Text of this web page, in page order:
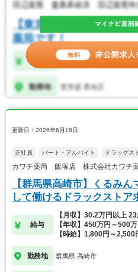
更新日：2026年6月18日
正社員 パート・アルバイト ドラッグス
カワチ薬局 飯塚店 株式会社カワチ
【群馬県高崎市】くるみ
して働けるドラックストア
給与
【月収】30.2万円以上
【年収】450万円～500
【時給】1,800円～2,500
勤務地 群馬県 高崎市